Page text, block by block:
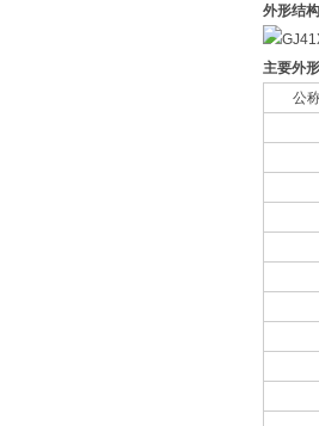
外形结
主要外
公